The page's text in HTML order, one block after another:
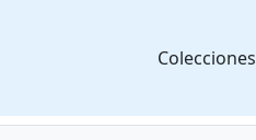
Colecciones